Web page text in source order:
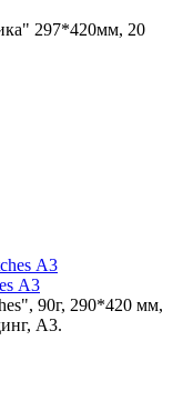
297*420мм, 20
А3
90г, 290*420 мм,
А3.